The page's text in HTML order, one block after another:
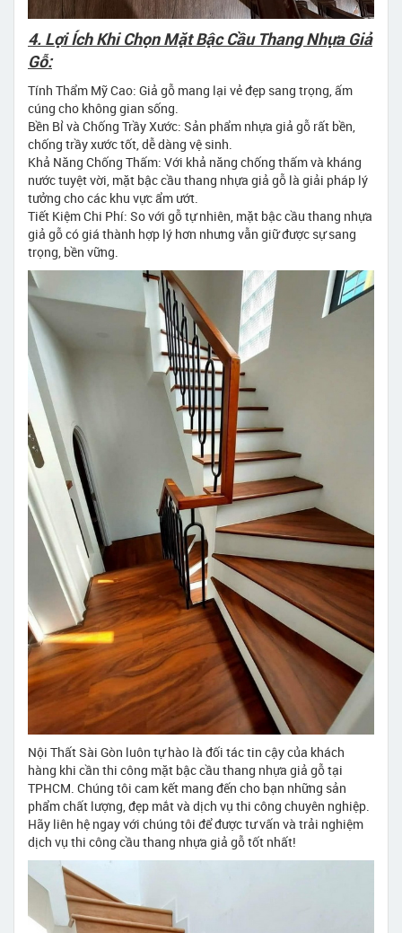
4. Lợi Ích Khi Chọn Mặt Bậc Cầu Thang Nhựa Giả
Gỗ:
Tính Thẩm Mỹ Cao: Giả gỗ mang lại vẻ đẹp sang trọng, ấm
cúng cho không gian sống.
Bền Bỉ và Chống Trầy Xước: Sản phẩm nhựa giả gỗ rất bền,
chống trầy xước tốt, dễ dàng vệ sinh.
Khả Năng Chống Thấm: Với khả năng chống thấm và kháng
nước tuyệt vời, mặt bậc cầu thang nhựa giả gỗ là giải pháp lý
tưởng cho các khu vực ẩm ướt.
Tiết Kiệm Chi Phí: So với gỗ tự nhiên, mặt bậc cầu thang nhựa
giả gỗ có giá thành hợp lý hơn nhưng vẫn giữ được sự sang
trọng, bền vững.
Nội Thất Sài Gòn luôn tự hào là đối tác tin cậy của khách
hàng khi cần thi công mặt bậc cầu thang nhựa giả gỗ tại
TPHCM. Chúng tôi cam kết mang đến cho bạn những sản
phẩm chất lượng, đẹp mắt và dịch vụ thi công chuyên nghiệp.
Hãy liên hệ ngay với chúng tôi để được tư vấn và trải nghiệm
dịch vụ thi công cầu thang nhựa giả gỗ tốt nhất!